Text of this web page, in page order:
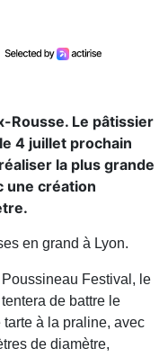
Rousse. Le pâtissier
4 juillet prochain
la plus grande
une création
en grand à Lyon.
Festival, le
de battre le
à la praline, avec
de diamètre,